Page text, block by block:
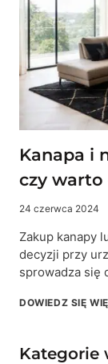
Kanapa i
czy warto
24 czerwca 2024
Zakup kanapy
decyzji przy
sprowadza się
DOWIEDZ SIĘ
Kategorie